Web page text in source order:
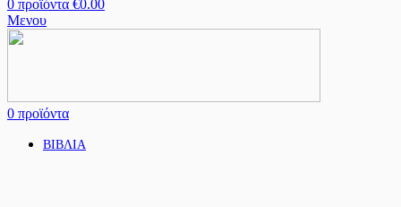
0 προϊόντα €0.00
Μενου
0 προϊόντα
ΒΙΒΛΙΑ